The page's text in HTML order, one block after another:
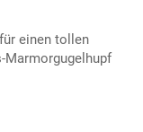
einen tollen
Marmorgugelhupf